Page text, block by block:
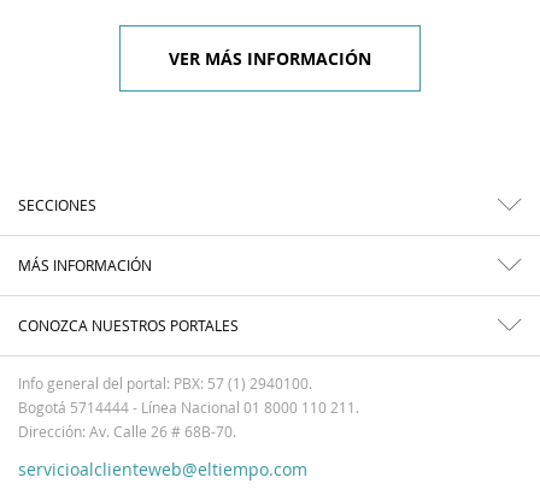
VER MÁS INFORMACIÓN
SECCIONES
MÁS INFORMACIÓN
CONOZCA NUESTROS PORTALES
Info general del portal: PBX: 57 (1) 2940100.
Bogotá 5714444 - Línea Nacional 01 8000 110 211.
Dirección: Av. Calle 26 # 68B-70.
servicioalclienteweb@eltiempo.com